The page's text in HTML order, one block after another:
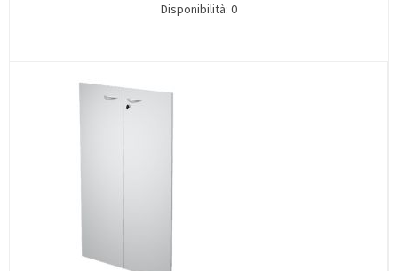
Disponibilità: 0